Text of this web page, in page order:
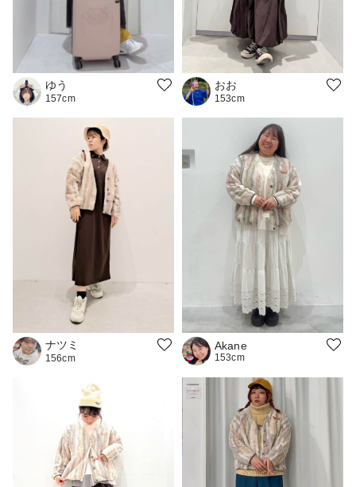
ゆう
157cm
おお
153cm
ナツミ
156cm
Akane
153cm